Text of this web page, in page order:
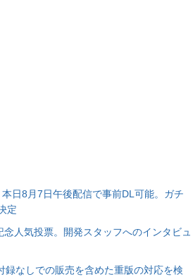
本日8月7日午後配信で事前DL可能。ガチ
定
念人気投票。開発スタッフへのインタビュ
録なしでの販売を含めた重版の対応を検